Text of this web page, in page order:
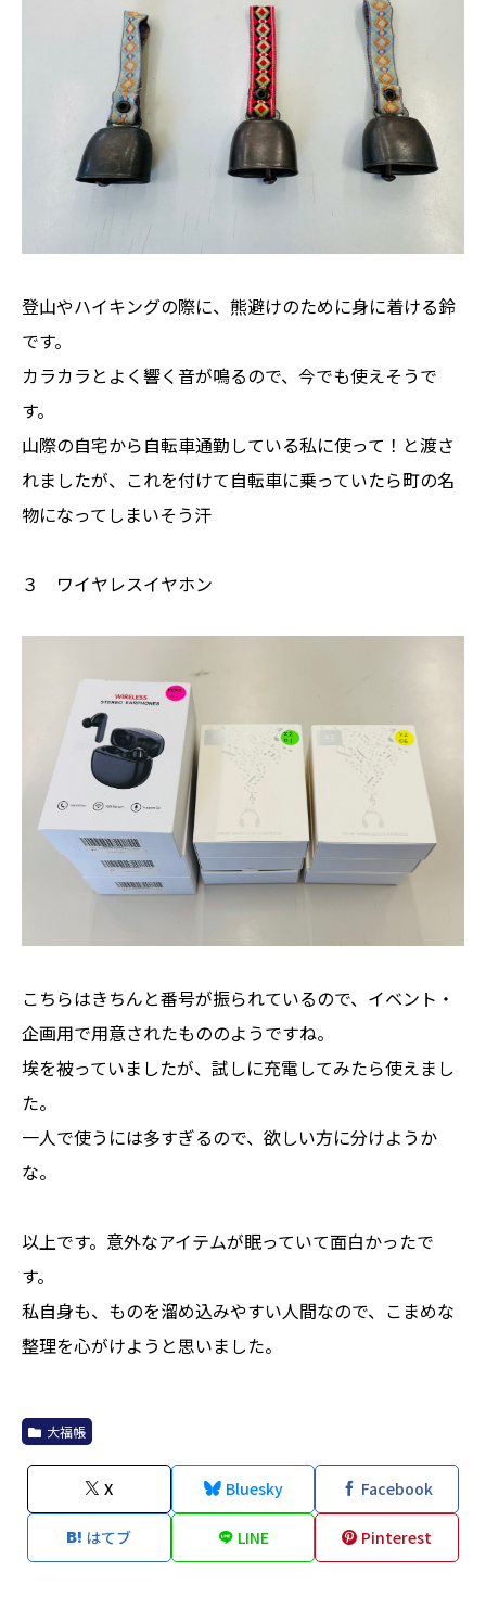
登山やハイキングの際に、熊避けのために身に着ける鈴
です。
カラカラとよく響く音が鳴るので、今でも使えそうで
す。
山際の自宅から自転車通勤している私に使って！と渡さ
れましたが、これを付けて自転車に乗っていたら町の名
物になってしまいそう汗
３ ワイヤレスイヤホン
こちらはきちんと番号が振られているので、イベント・
企画用で用意されたもののようですね。
埃を被っていましたが、試しに充電してみたら使えまし
た。
一人で使うには多すぎるので、欲しい方に分けようか
な。
以上です。意外なアイテムが眠っていて面白かったで
す。
私自身も、ものを溜め込みやすい人間なので、こまめな
整理を心がけようと思いました。
大福帳
X Bluesky Facebook
はてブ LINE Pinterest